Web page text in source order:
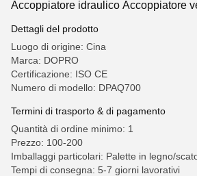
Accoppiatore idraulico Accoppiatore
Dettagli del prodotto
Luogo di origine: Cina
Marca: DOPRO
Certificazione: ISO CE
Numero di modello: DPAQ700
Termini di trasporto & di pagamento
Quantità di ordine minimo: 1
Prezzo: 100-200
Imballaggi particolari: Palette in legno/
Tempi di consegna: 5-7 giorni lavorativi